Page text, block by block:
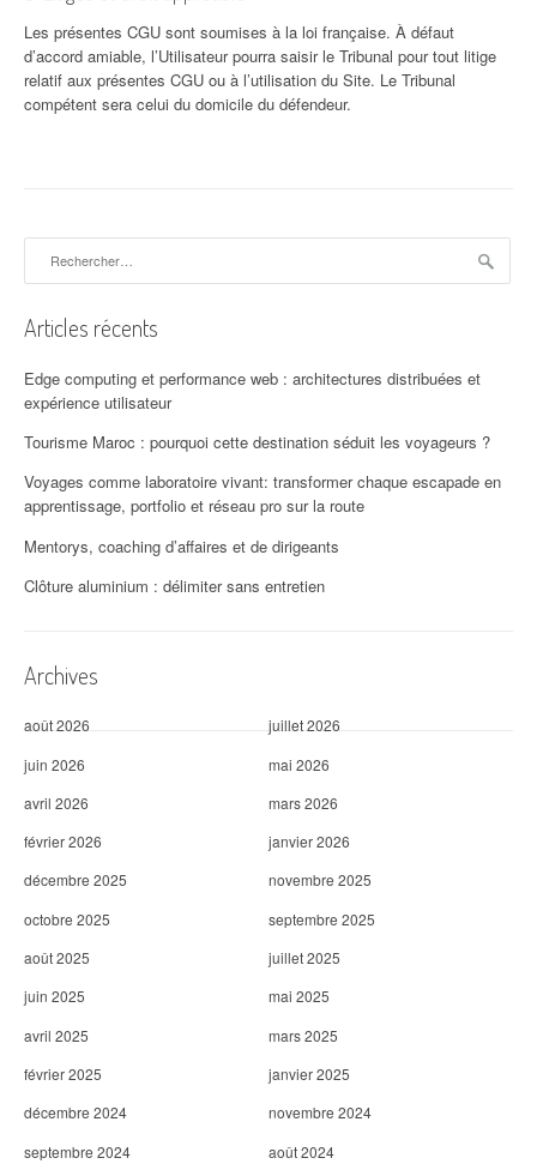
Les présentes CGU sont soumises à la loi française. À défaut
d’accord amiable, l’Utilisateur pourra saisir le Tribunal pour tout litige
relatif aux présentes CGU ou à l’utilisation du Site. Le Tribunal
compétent sera celui du domicile du défendeur.
Articles récents
Edge computing et performance web : architectures distribuées et
expérience utilisateur
Tourisme Maroc : pourquoi cette destination séduit les voyageurs ?
Voyages comme laboratoire vivant: transformer chaque escapade en
apprentissage, portfolio et réseau pro sur la route
Mentorys, coaching d’affaires et de dirigeants
Clôture aluminium : délimiter sans entretien
Archives
août 2026
juillet 2026
juin 2026
mai 2026
avril 2026
mars 2026
février 2026
janvier 2026
décembre 2025
novembre 2025
octobre 2025
septembre 2025
août 2025
juillet 2025
juin 2025
mai 2025
avril 2025
mars 2025
février 2025
janvier 2025
décembre 2024
novembre 2024
septembre 2024
août 2024